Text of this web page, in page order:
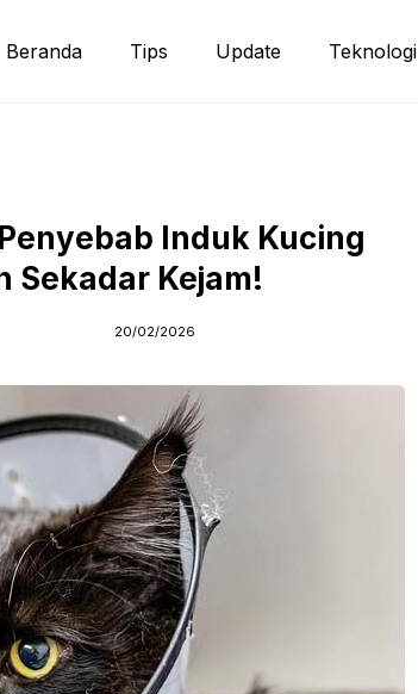
Beranda Tips Update Teknologi
Induk Kucing
Sekadar Kejam!
20/02/2026